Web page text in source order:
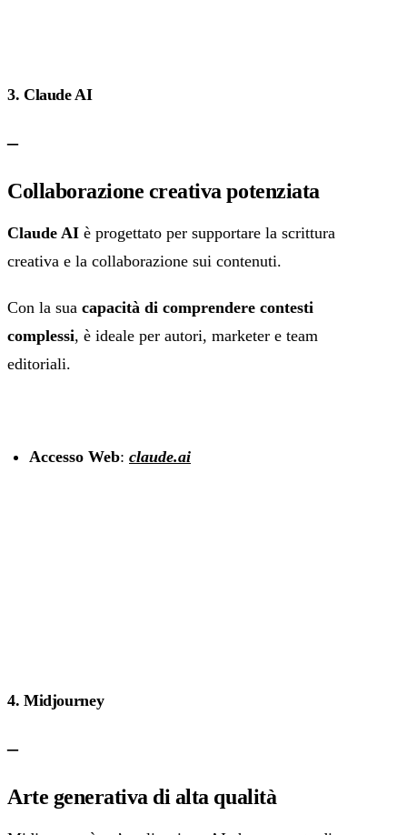
3. Claude AI
–
Collaborazione creativa potenziata
Claude AI è progettato per supportare la scrittura
creativa e la collaborazione sui contenuti.
Con la sua capacità di comprendere contesti
complessi, è ideale per autori, marketer e team
editoriali.
Accesso Web: claude.ai
4. Midjourney
–
Arte generativa di alta qualità